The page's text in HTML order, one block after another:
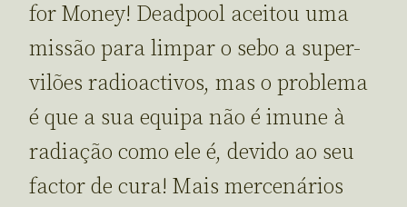
for Money! Deadpool aceitou uma
missão para limpar o sebo a super-
vilões radioactivos, mas o problema
é que a sua equipa não é imune à
radiação como ele é, devido ao seu
factor de cura! Mais mercenários